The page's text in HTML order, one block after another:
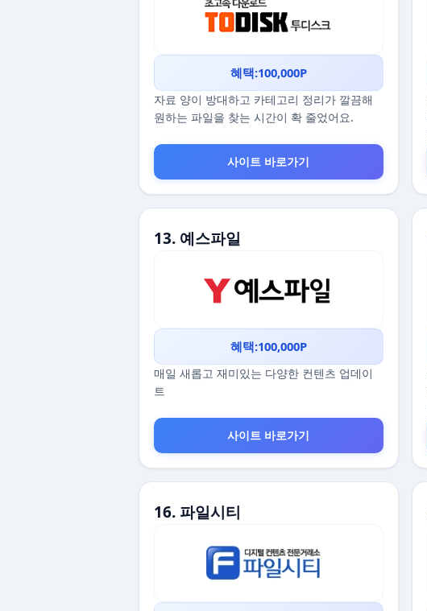
혜택:100,000P
자료 양이 방대하고 카테고리 정리가 깔끔해
원하는 파일을 찾는 시간이 확 줄었어요.
사이트 바로가기
13. 예스파일
혜택:100,000P
매일 새롭고 재미있는 다양한 컨텐츠 업데이
트
사이트 바로가기
16. 파일시티